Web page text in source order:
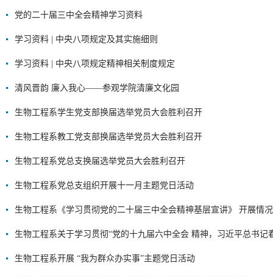
党的二十届三中全会精神学习资料
学习资料 | 中央八项规定及其实施细则
学习资料 | 中央八项规定精神相关制度规定
清风晋韵 廉入我心——参观学院清廉文化园
生物工程系学生党支部换届选举党员大会胜利召开
生物工程系教工党支部换届选举党员大会胜利召开
生物工程系党总支换届选举党员大会胜利召开
生物工程系党总支组织开展十一月主题党日活动
生物工程系《学习贯彻党的二十届三中全会精神基层宣讲》 开展情
生物工程系关于学习贯彻“党的十九届六中全会 精神，习近平总书记
生物工程系开展 “我为群众办实事”主题党日活动